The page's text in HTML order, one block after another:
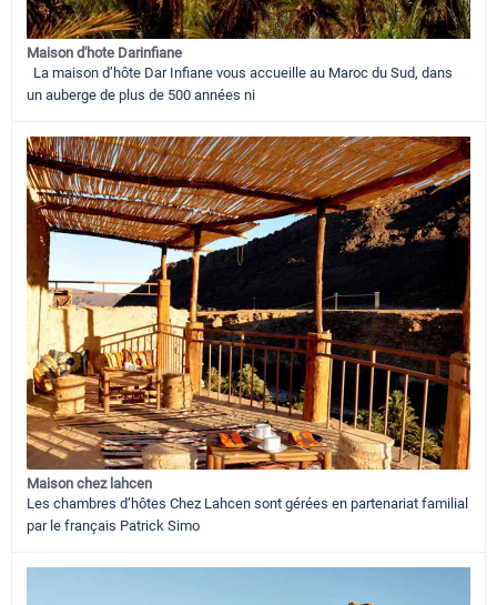
Maison d'hote Darinfiane
La maison d’hôte Dar Infiane vous accueille au Maroc du Sud, dans
un auberge de plus de 500 années ni
Maison chez lahcen
Les chambres d’hôtes Chez Lahcen sont gérées en partenariat familial
par le français Patrick Simo